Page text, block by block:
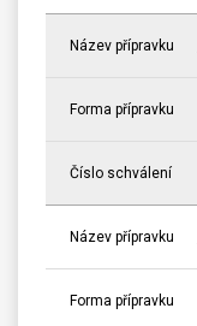
Název přípravku
Forma přípravku
Číslo schválení
Název přípravku
Forma přípravku